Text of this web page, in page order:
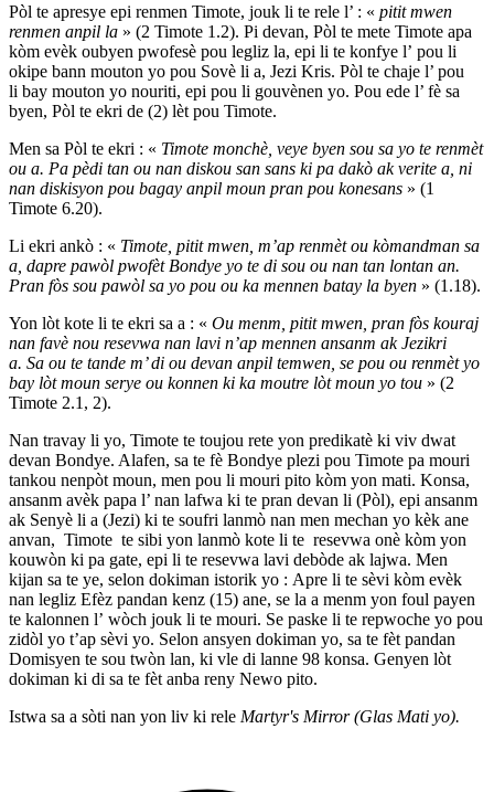
Pòl te apresye epi renmen Timote, jouk li te rele l’ : « pitit mwen
renmen anpil la » (2 Timote 1.2). Pi devan, Pòl te mete Timote apa
kòm evèk oubyen pwofesè pou legliz la, epi li te konfye l’ pou li
okipe bann mouton yo pou Sovè li a, Jezi Kris. Pòl te chaje l’ pou
li bay mouton yo nouriti, epi pou li gouvènen yo. Pou ede l’ fè sa
byen, Pòl te ekri de (2) lèt pou Timote.
Men sa Pòl te ekri : « Timote monchè, veye byen sou sa yo te renmèt
ou a. Pa pèdi tan ou nan diskou san sans ki pa dakò ak verite a, ni
nan diskisyon pou bagay anpil moun pran pou konesans » (1
Timote 6.20).
Li ekri ankò : « Timote, pitit mwen, m’ap renmèt ou kòmandman sa
a, dapre pawòl pwofèt Bondye yo te di sou ou nan tan lontan an.
Pran fòs sou pawòl sa yo pou ou ka mennen batay la byen » (1.18).
Yon lòt kote li te ekri sa a : « Ou menm, pitit mwen, pran fòs kouraj
nan favè nou resevwa nan lavi n’ap mennen ansanm ak Jezikri
a. Sa ou te tande m’ di ou devan anpil temwen, se pou ou renmèt yo
bay lòt moun serye ou konnen ki ka moutre lòt moun yo tou » (2
Timote 2.1, 2).
Nan travay li yo, Timote te toujou rete yon predikatè ki viv dwat
devan Bondye. Alafen, sa te fè Bondye plezi pou Timote pa mouri
tankou nenpòt moun, men pou li mouri pito kòm yon mati. Konsa,
ansanm avèk papa l’ nan lafwa ki te pran devan li (Pòl), epi ansanm
ak Senyè li a (Jezi) ki te soufri lanmò nan men mechan yo kèk ane
anvan, Timote te sibi yon lanmò kote li te resevwa onè kòm yon
kouwòn ki pa gate, epi li te resevwa lavi debòde ak lajwa. Men
kijan sa te ye, selon dokiman istorik yo : Apre li te sèvi kòm evèk
nan legliz Efèz pandan kenz (15) ane, se la a menm yon foul payen
te kalonnen l’ wòch jouk li te mouri. Se paske li te repwoche yo pou
zidòl yo t’ap sèvi yo. Selon ansyen dokiman yo, sa te fèt pandan
Domisyen te sou twòn lan, ki vle di lanne 98 konsa. Genyen lòt
dokiman ki di sa te fèt anba reny Newo pito.
Istwa sa a sòti nan yon liv ki rele Martyr's Mirror (Glas Mati yo).